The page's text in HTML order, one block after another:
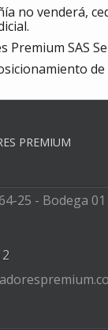
no venderá,
Premium SAS
PREMIUM
25 - Bodega 01